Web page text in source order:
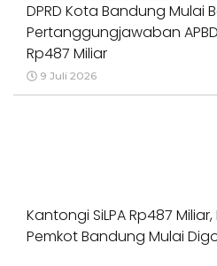
DPRD Kota Bandung Mulai
Pertanggungjawaban
Rp487 Miliar
9 Juli 2026
Kantongi SiLPA Rp487
Pemkot Bandung Mulai